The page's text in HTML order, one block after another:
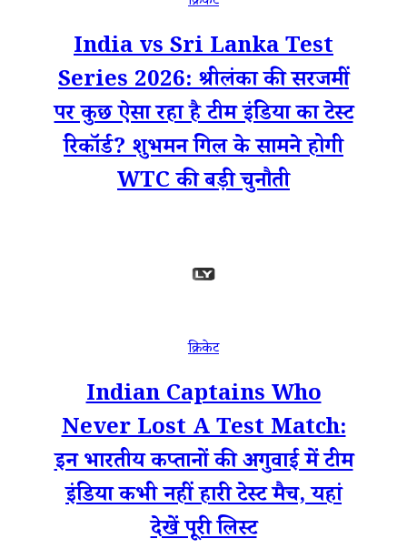
India vs Sri Lanka Test
Series 2026: श्रीलंका की सरजमीं
पर कुछ ऐसा रहा है टीम इंडिया का टेस्ट
रिकॉर्ड? शुभमन गिल के सामने होगी
WTC की बड़ी चुनौती
क्रिकेट
Indian Captains Who
Never Lost A Test Match:
इन भारतीय कप्तानों की अगुवाई में टीम
इंडिया कभी नहीं हारी टेस्ट मैच, यहां
देखें पूरी लिस्ट